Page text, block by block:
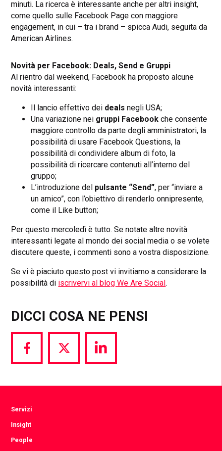
minuti. La ricerca è interessante anche per altri insight,
come quello sulle Facebook Page con maggiore
engagement, in cui – tra i brand – spicca Audi, seguita da
American Airlines.
Novità per Facebook: Deals, Send e Gruppi
Al rientro dal weekend, Facebook ha proposto alcune
novità interessanti:
Il lancio effettivo dei deals negli USA;
Una variazione nei gruppi Facebook che consente
maggiore controllo da parte degli amministratori, la
possibilità di usare Facebook Questions, la
possibilità di condividere album di foto, la
possibilità di ricercare contenuti all’interno del
gruppo;
L’introduzione del pulsante “Send”, per “inviare a
un amico”, con l’obiettivo di renderlo onnipresente,
come il Like button;
Per questo mercoledì è tutto. Se notate altre novità
interessanti legate al mondo dei social media o se volete
discutere queste, i commenti sono a vostra disposizione.
Se vi è piaciuto questo post vi invitiamo a considerare la
possibilità di iscrivervi al blog We Are Social.
DICCI COSA NE PENSI
Share
via
Share
via
Share
via
Servizi
Insight
People